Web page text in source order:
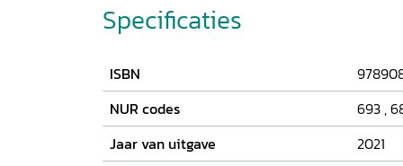
Specificaties
ISBN
NUR codes
693 ,
Jaar van uitgave
2021